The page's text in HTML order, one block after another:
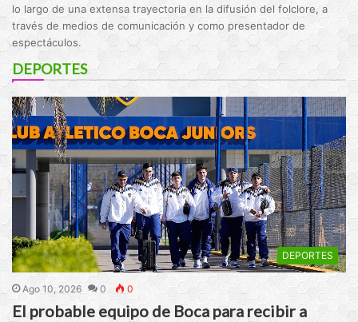
lo largo de una extensa trayectoria en la difusión del folclore, a
través de medios de comunicación y como presentador de
espectáculos.
DEPORTES
DEPORTES
Ago 10, 2026 0 0
El probable equipo de Boca para recibir a